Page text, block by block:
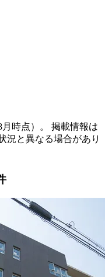
月時点）。 掲載情報は
況と異なる場合があり